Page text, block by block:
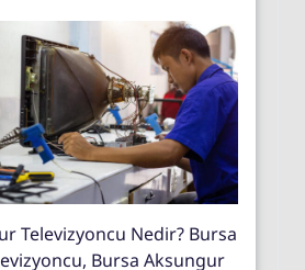
Televizyoncu Nedir? Bursa
Bursa Aksungur